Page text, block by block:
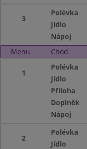
3
Polévka
Jídlo
Nápoj
Menu
Chod
1
Polévka
Jídlo
Příloha
Doplněk
Nápoj
2
Polévka
Jídlo